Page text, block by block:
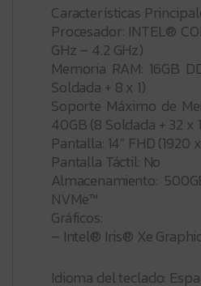
Características
Procesador: INTEL®
GHz – 4.2 GHz)
Memoria RAM: 16GB
Soldada + 8 x 1)
Soporte Máximo de
40GB (8 Soldada + 32 x
Pantalla: 14″ FHD (1920
Pantalla Táctil: No
Almacenamiento:
NVMe™
Gráficos:
– Intel® Iris® Xe
Idioma del teclado: